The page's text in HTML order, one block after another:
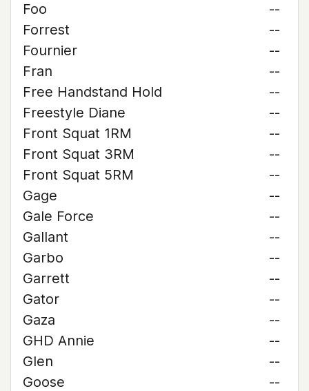
Foo
--
Forrest
--
Fournier
--
Fran
--
Free Handstand Hold
--
Freestyle Diane
--
Front Squat 1RM
--
Front Squat 3RM
--
Front Squat 5RM
--
Gage
--
Gale Force
--
Gallant
--
Garbo
--
Garrett
--
Gator
--
Gaza
--
GHD Annie
--
Glen
--
Goose
--